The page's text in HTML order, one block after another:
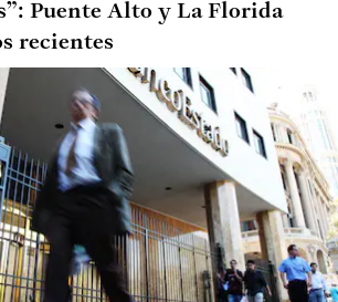
Puente Alto y La Florida
recientes